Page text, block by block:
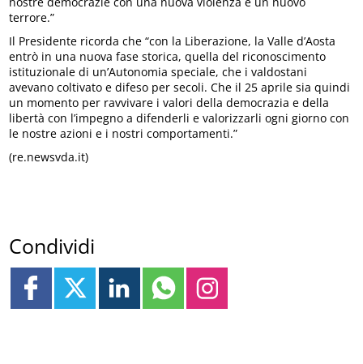
terrore.”
Il Presidente ricorda che “con la Liberazione, la Valle d’Aosta
entrò in una nuova fase storica, quella del riconoscimento
istituzionale di un’Autonomia speciale, che i valdostani
avevano coltivato e difeso per secoli. Che il 25 aprile sia quindi
un momento per ravvivare i valori della democrazia e della
libertà con l’impegno a difenderli e valorizzarli ogni giorno con
le nostre azioni e i nostri comportamenti.”
(re.newsvda.it)
Condividi